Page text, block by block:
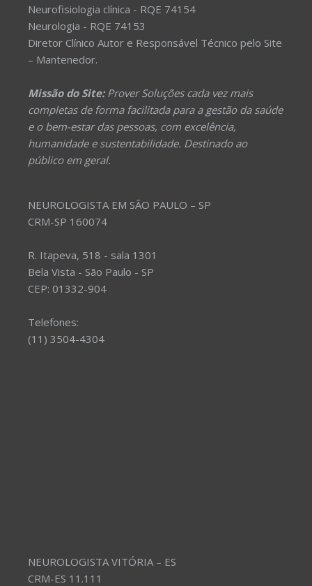
Neurofisiologia clínica - RQE 74154
Neurologia - RQE 74153
Diretor Clínico Autor e Responsável Técnico pelo Site
– Mantenedor.
Missão do Site:Prover Soluções cada vez mais
completas de forma facilitada para a gestão da saúde
e o bem-estar das pessoas, com excelência,
humanidade e sustentabilidade. Destinado ao
público em geral.
NEUROLOGISTA EM SÃO PAULO – SP
CRM-SP 160074
R. Itapeva, 518 - sala 1301
Bela Vista - São Paulo - SP
CEP: 01332-904
Telefones:
(11) 3504-4304
NEUROLOGISTA VITÓRIA – ES
CRM-ES 11.111